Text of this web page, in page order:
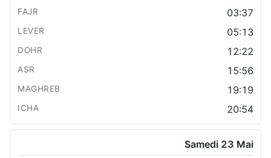
03:37
05:13
12:22
15:56
19:19
20:54
Samedi 23 Mai